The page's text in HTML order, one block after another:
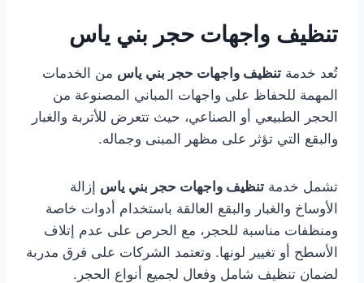
تنظيف واجهات حجر بني ياس
تُعد خدمة تنظيف واجهات حجر بني ياس من الخدمات
المهمة للحفاظ على واجهات المباني المصنوعة من
الحجر الطبيعي أو الصناعي، حيث تتعرض للأتربة والغبار
والبقع التي تؤثر على مظهر المبنى وجماله.
تشمل خدمة تنظيف واجهات حجر بني ياس إزالة
الأوساخ والغبار والبقع العالقة باستخدام أدوات خاصة
ومنظفات مناسبة للحجر، مع الحرص على عدم إتلاف
الأسطح أو تغيير لونها. وتعتمد الشركات على فرق مدربة
لضمان تنظيف شامل وفعال لجميع أنواع الحجر.